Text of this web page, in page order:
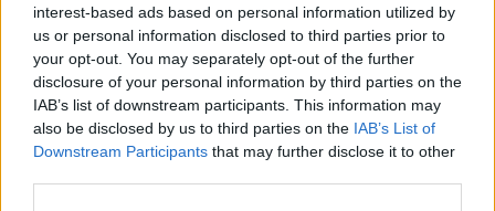
interest-based ads based on personal information utilized by
us or personal information disclosed to third parties prior to
your opt-out. You may separately opt-out of the further
disclosure of your personal information by third parties on the
IAB’s list of downstream participants. This information may
also be disclosed by us to third parties on the IAB’s List of
Downstream Participants that may further disclose it to other